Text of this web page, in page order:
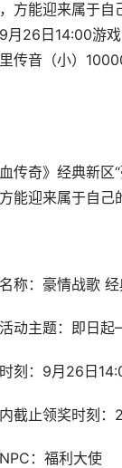
方能迎来属于
月26日14:00游
传音（小）
血传奇》经典新
能迎来属于自己
称：豪情战歌
动主题：即日
刻：9月26日
截止领奖时刻：
：福利大使